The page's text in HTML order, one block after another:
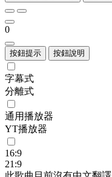
0
按鈕提示 按鈕說明
字幕式
分離式
通用播放器
YT播放器
16:9
21:9